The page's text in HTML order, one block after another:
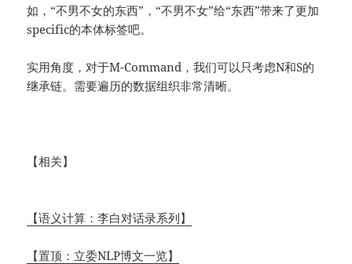
如，“不男不女的东西”，“不男不女”给“东西”带来了更加
specific的本体标签吧。
实用角度，对于M-Command，我们可以只考虑N和S的
继承链。需要遍历的数据组织非常清晰。
【相关】
【语义计算：李白对话录系列】
【置顶：立委NLP博文一览】